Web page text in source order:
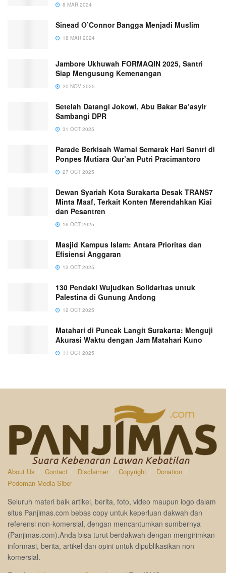
8 MAR 2024
Sinead O’Connor Bangga Menjadi Muslim
18 MAR 2024
Jambore Ukhuwah FORMAQIN 2025, Santri
Siap Mengusung Kemenangan
20 NOV 2025
Setelah Datangi Jokowi, Abu Bakar Ba’asyir
Sambangi DPR
31 OCT 2025
Parade Berkisah Warnai Semarak Hari Santri di
Ponpes Mutiara Qur’an Putri Pracimantoro
27 OCT 2025
Dewan Syariah Kota Surakarta Desak TRANS7
Minta Maaf, Terkait Konten Merendahkan Kiai
dan Pesantren
16 OCT 2025
Masjid Kampus Islam: Antara Prioritas dan
Efisiensi Anggaran
13 OCT 2025
130 Pendaki Wujudkan Solidaritas untuk
Palestina di Gunung Andong
12 OCT 2025
Matahari di Puncak Langit Surakarta: Menguji
Akurasi Waktu dengan Jam Matahari Kuno
11 OCT 2025
About Us Contact Disclaimer Copyright
Donation
Pedoman Media Siber
Seluruh materi baik artikel, berita, foto, video maupun logo dalam
situs Panjimas.com bebas copy untuk keperluan dakwah dan
referensi non-komersial, dengan mencantumkan sumbernya
(Panjimas.com).Anda bisa turut berdakwah dengan mengirimkan
informasi, berita, artikel dan opini untuk dipublikasikan non
komersial.